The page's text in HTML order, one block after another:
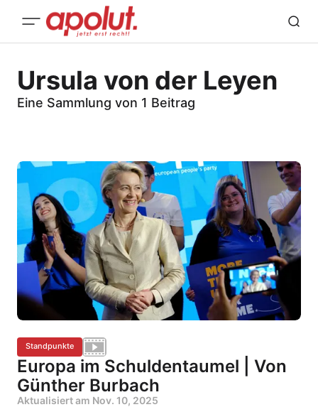
Ursula von der Leyen
Eine Sammlung von 1 Beitrag
Standpunkte
Europa im Schuldentaumel | Von
Günther Burbach
Aktualisiert am Nov. 10, 2025